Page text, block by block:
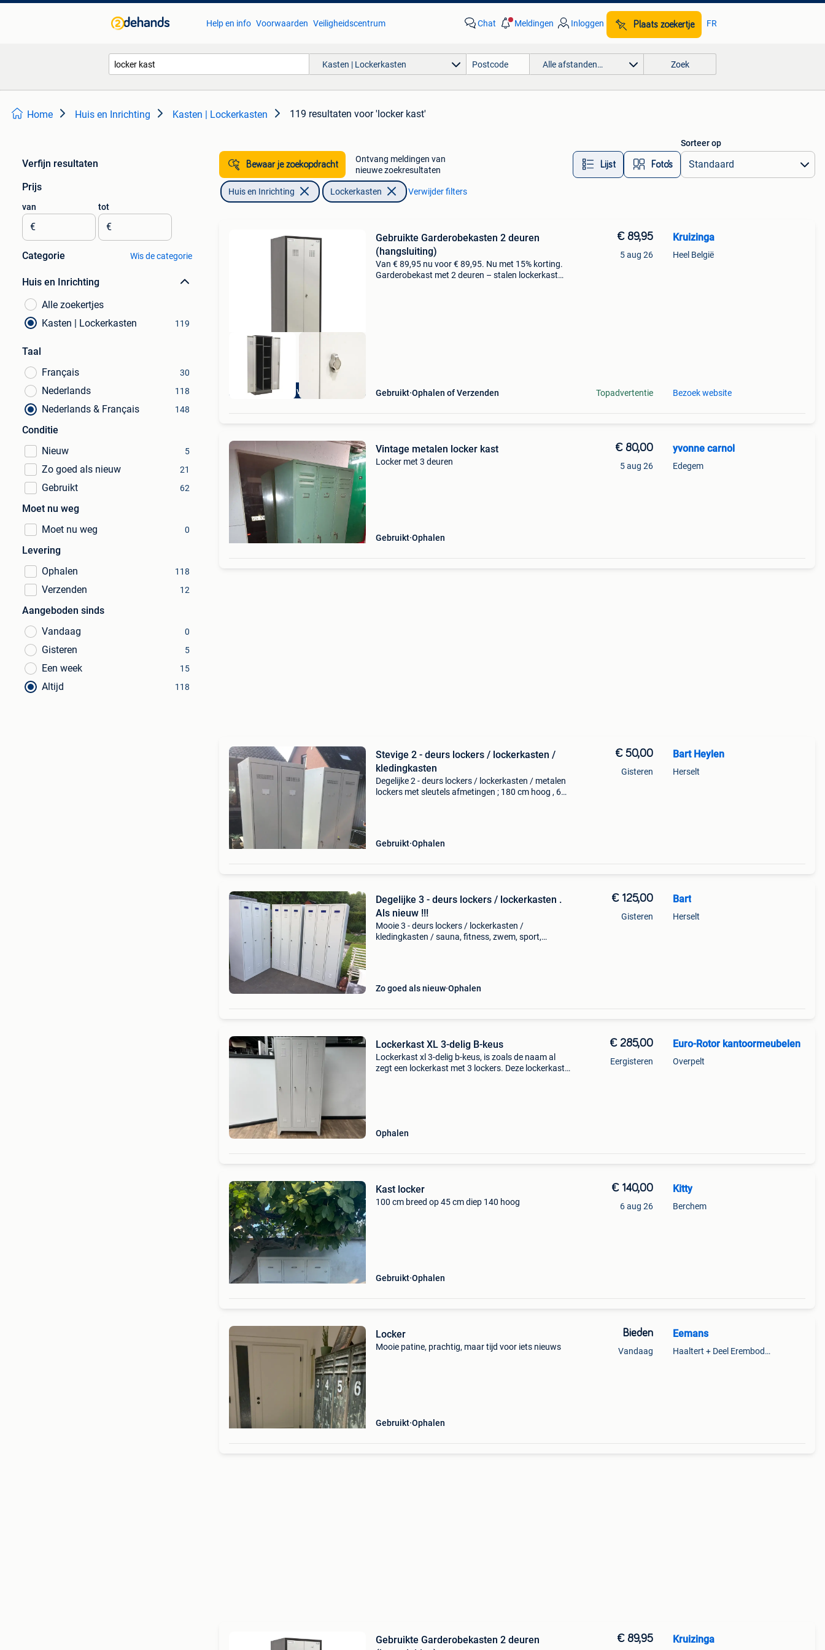
Help en info Voorwaarden Veiligheidscentrum Chat Meldingen Inloggen Plaats zoekertje FR
Kasten | Lockerkasten Alle afstanden… Zoek
Home Huis en Inrichting Kasten | Lockerkasten 119 resultaten voor 'locker kast'
Verfijn resultaten
Prijs
van
€
tot
€
Categorie Wis de categorie
Huis en Inrichting
Alle zoekertjes
Kasten | Lockerkasten
119
Taal
Français
30
Nederlands 118
Nederlands & Français 148
Conditie
Nieuw
5
Zo goed als nieuw 21
Gebruikt 62
Moet nu weg
Moet nu weg
0
Levering
Ophalen
118
Verzenden 12
Aangeboden sinds
Vandaag
0
Gisteren 5
Een week 15
Altijd 118
Bewaar je zoekopdracht
Ontvang meldingen van
nieuwe zoekresultaten
Lijst Foto’s
Sorteer op
Huis en Inrichting Lockerkasten Verwijder filters
Nu extra voordelig
Gebruikte Garderobekasten 2 deuren
(hangsluiting)
Van € 89,95 nu voor € 89,95. Nu met 15% korting.
Garderobekast met 2 deuren – stalen lockerkast
Gebruikt Ophalen of Verzenden
€ 89,95
5 aug 26
Topadvertentie
Kruizinga
Heel België
Bezoek website
Vintage metalen locker kast
Locker met 3 deuren
Gebruikt Ophalen
€ 80,00
5 aug 26
yvonne carnol
Edegem
Stevige 2 - deurs lockers / lockerkasten /
kledingkasten
Degelijke 2 - deurs lockers / lockerkasten / metalen
lockers met sleutels afmetingen ; 180 cm hoog , 60
Gebruikt Ophalen
€ 50,00
Gisteren
Bart Heylen
Herselt
Degelijke 3 - deurs lockers / lockerkasten .
Als nieuw !!!
Mooie 3 - deurs lockers / lockerkasten /
kledingkasten / sauna, fitness, zwem, sport,
Zo goed als nieuw Ophalen
€ 125,00
Gisteren
Bart
Herselt
Lockerkast XL 3-delig B-keus
Lockerkast xl 3-delig b-keus, is zoals de naam al
zegt een lockerkast met 3 lockers. Deze lockerkast
Ophalen
€ 285,00
Eergisteren
Euro-Rotor kantoormeubelen
Overpelt
Kast locker
100 cm breed op 45 cm diep 140 hoog
Gebruikt Ophalen
€ 140,00
6 aug 26
Kitty
Berchem
Locker
Mooie patine, prachtig, maar tijd voor iets nieuws
Gebruikt Ophalen
Bieden
Vandaag
Eemans
Haaltert + Deel Erembodegem
Gebruikte Garderobekasten 2 deuren
€ 89,95 Kruizinga